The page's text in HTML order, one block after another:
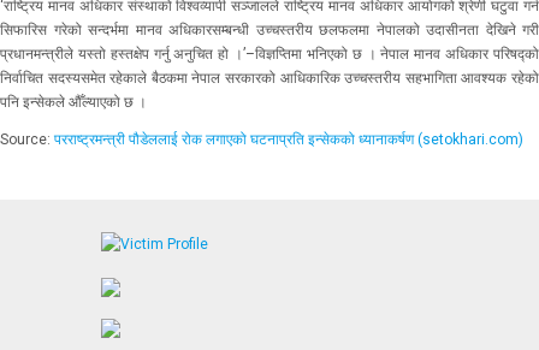
‘राष्ट्रिय मानव अधिकार संस्थाको विश्वव्यापी सञ्जालले राष्ट्रिय मानव अधिकार आयोगको श्रेणी घटुवा गर्न
सिफारिस गरेको सन्दर्भमा मानव अधिकारसम्बन्धी उच्चस्तरीय छलफलमा नेपालको उदासीनता देखिने गरी
प्रधानमन्त्रीले यस्तो हस्तक्षेप गर्नु अनुचित हो ।’–विज्ञप्तिमा भनिएको छ । नेपाल मानव अधिकार परिषद्को
निर्वाचित सदस्यसमेत रहेकाले बैठकमा नेपाल सरकारको आधिकारिक उच्चस्तरीय सहभागिता आवश्यक रहेको
पनि इन्सेकले औँल्याएको छ ।
Source: परराष्ट्रमन्त्री पौडेललाई रोक लगाएको घटनाप्रति इन्सेकको ध्यानाकर्षण (setokhari.com)